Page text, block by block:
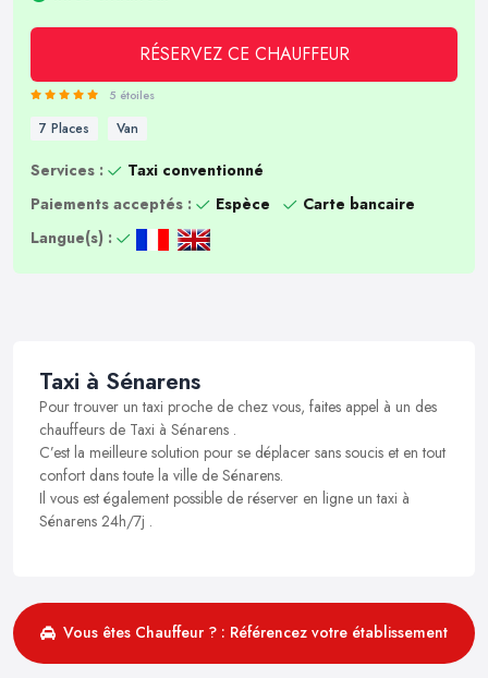
RÉSERVEZ CE CHAUFFEUR
5 étoiles
7 Places Van
Services :
Taxi conventionné
Paiements acceptés :
Espèce
Carte bancaire
Langue(s) :
Taxi à Sénarens
Pour trouver un taxi proche de chez vous, faites appel à un des
chauffeurs de Taxi à Sénarens .
C’est la meilleure solution pour se déplacer sans soucis et en tout
confort dans toute la ville de Sénarens.
Il vous est également possible de réserver en ligne un taxi à
Sénarens 24h/7j .
Vous êtes Chauffeur ? : Référencez votre établissement